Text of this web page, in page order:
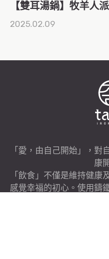
【雙耳湯鍋】牧羊人派
2025.02.09
「愛，由自己開始」，對
康
「飲食」不僅是維持健康
感覺幸福的初心。使用鑄